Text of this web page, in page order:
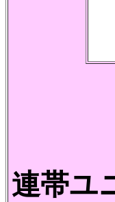
連帯ユ